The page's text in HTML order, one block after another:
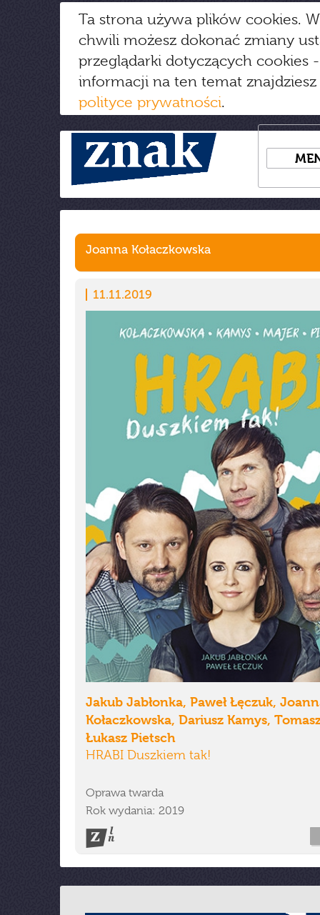
Ta strona używa plików cookies.
chwili możesz dokonać zmiany
przeglądarki dotyczących cookies
informacji na ten temat
polityce prywatności.
Joanna Kołaczkowska
11.11.2019
Jakub Jabłonka, Paweł Łęczuk,
Kołaczkowska, Dariusz Kamys,
Łukasz Pietsch
HRABI Duszkiem tak!
Oprawa twarda
Rok wydania: 2019